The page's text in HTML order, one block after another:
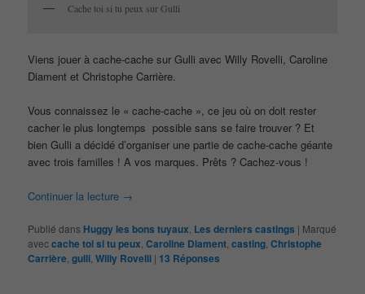
Cache toi si tu peux sur Gulli
Viens jouer à cache-cache sur Gulli avec Willy Rovelli, Caroline
Diament et Christophe Carrière.
Vous connaissez le « cache-cache », ce jeu où on doit rester
cacher le plus longtemps possible sans se faire trouver ? Et
bien Gulli a décidé d’organiser une partie de cache-cache géante
avec trois familles ! A vos marques. Prêts ? Cachez-vous !
Continuer la lecture →
Publié dans Huggy les bons tuyaux Les derniers castings | Marqué
aveccache toi si tu peux ,Caroline Diament ,casting ,Christophe
Carrière ,gulli ,Willy Rovelli | 13 Réponses